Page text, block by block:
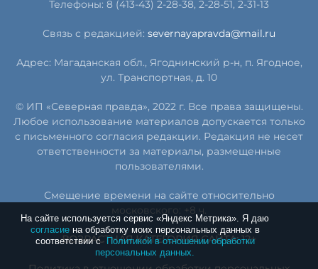
На сайте используется сервис «Яндекс Метрика». Я даю
согласиена обработку моих персональных данных в
соответствии с Политикой в отношении обработки
персональных данных.
Телефоны: 8 (413-43) 2-28-38, 2-28-51, 2-31-13
Связь с редакцией: severnayapravda@mail.ru
Адрес: Магаданская обл., Ягоднинский р-н, п. Ягодное,
ул. Транспортная, д. 10
© ИП «Северная правда», 2022 г. Все права защищены.
Любое использование материалов допускается только
с письменного согласия редакции. Редакция не несет
ответственности за материалы, размещенные
пользователями.
Смещение времени на сайте относительно
московского: +8 ч.
ВОЗРАСТНАЯ КАТЕГОРИЯ САЙТА: 12+